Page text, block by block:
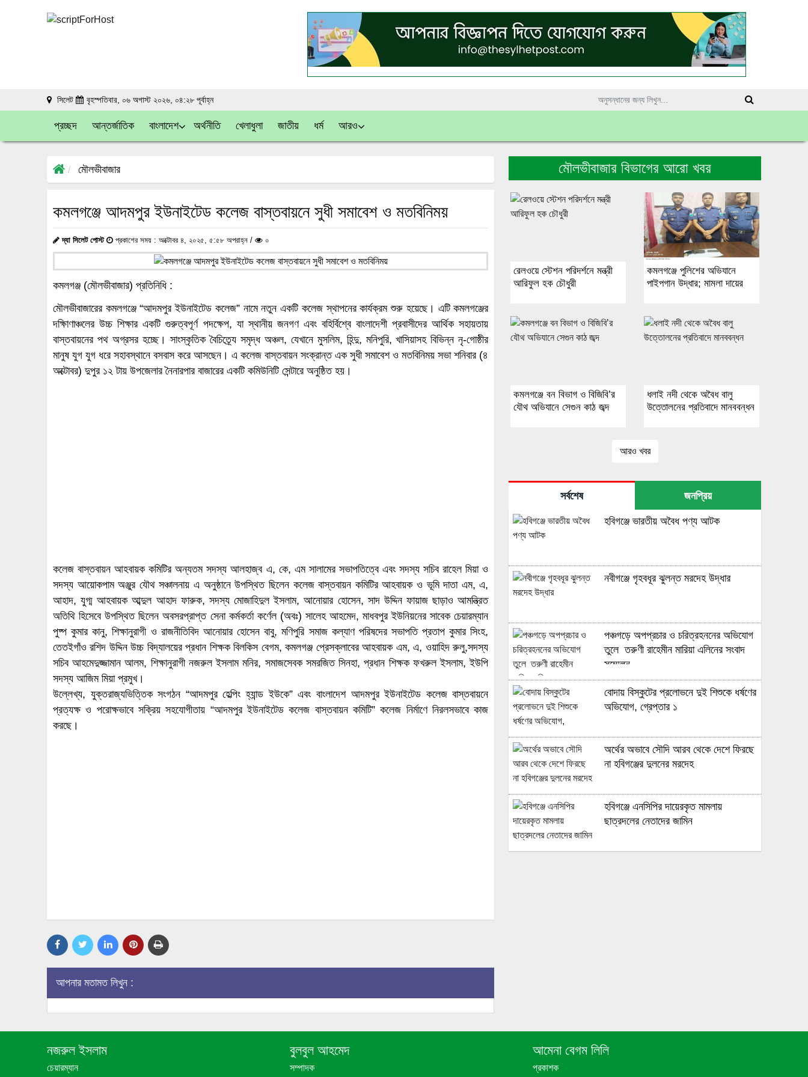
সিলেট বৃহস্পতিবার, ০৬ অগাস্ট ২০২৬, ০৪:২৮ পূর্বাহ্ন
প্রচ্ছদ আন্তর্জাতিক বাংলাদেশ অর্থনীতি খেলাধুলা জাতীয় ধর্ম আরও
মৌলভীবাজার
কমলগঞ্জে আদমপুর ইউনাইটেড কলেজ বাস্তবায়নে সুধী সমাবেশ ও মতবিনিময়
দ্যা সিলেট পোস্ট প্রকাশের সময় : অক্টোবর ৪, ২০২৫, ৫:৫৮ অপরাহ্ন / ০
কমলগঞ্জ (মৌলভীবাজার) প্রতিনিধি :
মৌলভীবাজারের কমলগঞ্জে “আদমপুর ইউনাইটেড কলেজ” নামে নতুন একটি কলেজ স্থাপনের কার্যক্রম শুরু হয়েছে। এটি কমলগঞ্জের
দক্ষিাণাঞ্চলের উচ্চ শিক্ষার একটি গুরুত্বপূর্ণ পদক্ষেপ, যা স্থানীয় জনগণ এবং বহির্বিশ্বে বাংলাদেশী প্রবাসীদের আর্থিক সহায়তায়
বাস্তবায়নের পথ অগ্রসর হচ্ছে। সাংস্কৃতিক বৈচিত্র্যে সমৃদ্ধ অঞ্চল, যেখানে মুসলিম, হিন্দু, মনিপুরি, খাসিয়াসহ বিভিন্ন নৃ-গোষ্ঠীর
মানুষ যুগ যুগ ধরে সহাবস্থানে বসবাস করে আসছেন। এ কলেজ বাস্তবায়ন সংক্রান্ত এক সুধী সমাবেশ ও মতবিনিময় সভা শনিবার (৪
অক্টোবর) দুপুর ১২ টায় উপজেলার নৈনারপার বাজারের একটি কমিউনিটি সেন্টারে অনুষ্ঠিত হয়।
কলেজ বাস্তবায়ন আহবায়ক কমিটির অন্যতম সদস্য আলহাজ্ব এ, কে, এম সালামের সভাপতিত্বে এবং সদস্য সচিব রাহেল মিয়া ও
সদস্য আয়োকপাম অঞ্জুর যৌথ সঞ্চালনায় এ অনুষ্ঠানে উপস্থিত ছিলেন কলেজ বাস্তবায়ন কমিটির আহবায়ক ও ভূমি দাতা এম, এ,
আহাদ, যুগ্ম আহবায়ক আব্দুল আহাদ ফারুক, সদস্য মোজাহিদুল ইসলাম, আনোয়ার হোসেন, সাদ উদ্দিন ফায়াজ ছাড়াও আমন্ত্রিত
অতিথি হিসেবে উপস্থিত ছিলেন অবসরপ্রাপ্ত সেনা কর্মকর্তা কর্ণেল (অবঃ) সালেহ আহমেদ, মাধবপুর ইউনিয়নের সাবেক চেয়ারম্যান
পুষ্প কুমার কানু, শিক্ষানুরাগী ও রাজনীতিবিদ আনোয়ার হোসেন বাবু, মণিপুরি সমাজ কল্যাণ পরিষদের সভাপতি প্রতাপ কুমার সিংহ,
তেতইগাঁও রশিদ উদ্দিন উচ্চ বিদ্যালয়ের প্রধান শিক্ষক বিলকিস বেগম, কমলগঞ্জ প্রেসক্লাবের আহবায়ক এম, এ, ওয়াহিদ রুলু,সদস্য
সচিব আহমেদুজ্জামান আলম, শিক্ষানুরাগী নজরুল ইসলাম মনির, সমাজসেবক সমরজিত সিনহা, প্রধান শিক্ষক ফখরুল ইসলাম, ইউপি
সদস্য আজিম মিয়া প্রমুখ।
উল্লেখ্য, যুক্তরাজ্যভিত্তিক সংগঠন “আদমপুর হেল্পিং হ্যান্ড ইউকে” এবং বাংলাদেশ আদমপুর ইউনাইটেড কলেজ বাস্তবায়নে
প্রত্যক্ষ ও পরোক্ষভাবে সক্রিয় সহযোগীতায় “আদমপুর ইউনাইটেড কলেজ বাস্তবায়ন কমিটি” কলেজ নির্মাণে নিরলসভাবে কাজ
করছে।
আপনার মতামত লিখুন :
মৌলভীবাজার বিভাগের আরো খবর
রেলওয়ে স্টেশন পরিদর্শনে মন্ত্রী
আরিফুল হক চৌধুরী
কমলগঞ্জে পুলিশের অভিযানে
পাইপগান উদ্ধার; মামলা দায়ের
কমলগঞ্জে বন বিভাগ ও বিজিবি’র
যৌথ অভিযানে সেগুন কাঠ জব্দ
ধলাই নদী থেকে অবৈধ বালু
উত্তোলনের প্রতিবাদে মানববন্ধন
আরও খবর
সর্বশেষ জনপ্রিয়
হবিগঞ্জে ভারতীয় অবৈধ পণ্য আটক
নবীগঞ্জে গৃহবধূর ঝুলন্ত মরদেহ উদ্ধার
পঞ্চগড়ে অপপ্রচার ও চরিত্রহননের অভিযোগ
তুলে তরুণী রাহেমীন মারিয়া এলিনের সংবাদ
সম্মেলন
বোদায় বিস্কুটের প্রলোভনে দুই শিশুকে ধর্ষণের
অভিযোগ, গ্রেপ্তার ১
অর্থের অভাবে সৌদি আরব থেকে দেশে ফিরছে
না হবিগঞ্জের দুলনের মরদেহ
হবিগঞ্জে এনসিপির দায়েরকৃত মামলায়
ছাত্রদলের নেতাদের জামিন
নবীগঞ্জে যুবকের ঝুলন্ত মরদেহ উদ্ধার
নজরুল ইসলাম
চেয়ারম্যান
বুলবুল আহমেদ
সম্পাদক
আমেনা বেগম লিলি
প্রকাশক